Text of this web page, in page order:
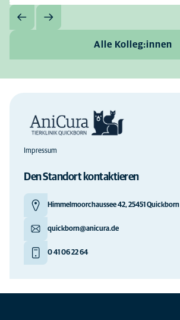
Alle Kolleg:innen
Impressum
Den Standort kontaktieren
Himmelmoorchaussee 42, 25451 Quickborn
quickborn@anicura.de
0 41 06 22 64